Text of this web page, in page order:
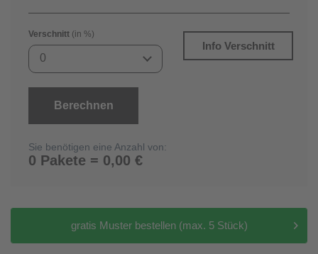
Verschnitt (in %)
0
Info Verschnitt
Berechnen
Sie benötigen eine Anzahl von:
0 Pakete = 0,00 €
gratis Muster bestellen (max. 5 Stück)